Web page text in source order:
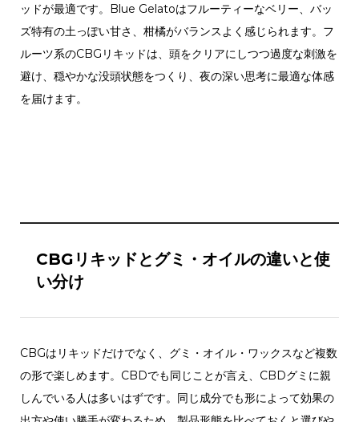
ッドが最適です。Blue Gelatoはフルーティーなベリー、バッ
ズ特有の土っぽい甘さ、柑橘がバランスよく感じられます。フ
ルーツ系のCBGリキッドは、頭をクリアにしつつ過度な刺激を
避け、穏やかな没頭状態をつくり、夜の深い思考に最適な体感
を届けます。
CBGリキッドとグミ・オイルの違いと使
い分け
CBGはリキッドだけでなく、グミ・オイル・ワックスなど複数
の形で楽しめます。CBDでも同じことが言え、CBDグミに親
しんでいる人は多いはずです。同じ成分でも形によって効果の